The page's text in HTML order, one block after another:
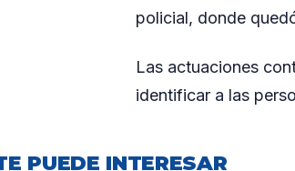
policial, donde
Las actuaciones
identificar a las
PUEDE INTERESAR